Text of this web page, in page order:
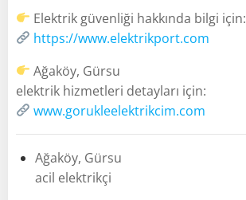
Elektrik güvenliği hakkında bilgi için:
https://www.elektrikport.com
Ağaköy, Gürsu
elektrik hizmetleri detayları için:
www.gorukleelektrikcim.com
Ağaköy, Gürsu
acil elektrikçi